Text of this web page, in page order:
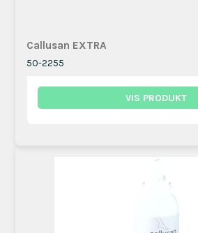
Callusan EXTRA
50-2255
VIS PRODUKT